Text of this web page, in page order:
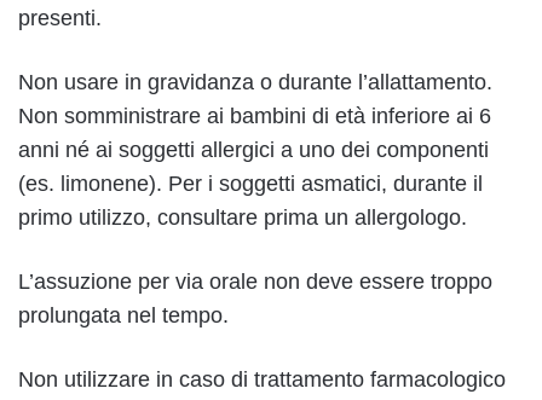
presenti.
Non usare in gravidanza o durante l’allattamento.
Non somministrare ai bambini di età inferiore ai 6
anni né ai soggetti allergici a uno dei componenti
(es. limonene). Per i soggetti asmatici, durante il
primo utilizzo, consultare prima un allergologo.
L’assuzione per via orale non deve essere troppo
prolungata nel tempo.
Non utilizzare in caso di trattamento farmacologico